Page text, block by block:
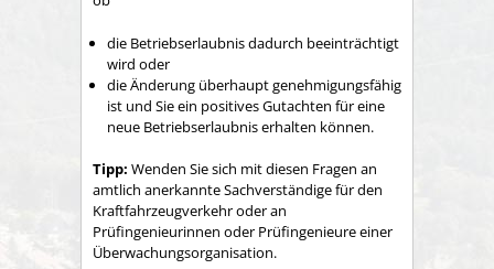
die Betriebserlaubnis dadurch beeinträchtigt
wird oder
die Änderung überhaupt genehmigungsfähig
ist und Sie ein positives Gutachten für eine
neue Betriebserlaubnis erhalten können.
Tipp: Wenden Sie sich mit diesen Fragen an
amtlich anerkannte Sachverständige für den
Kraftfahrzeugverkehr oder an
Prüfingenieurinnen oder Prüfingenieure einer
Überwachungsorganisation.